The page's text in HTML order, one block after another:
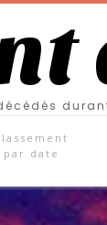
par date